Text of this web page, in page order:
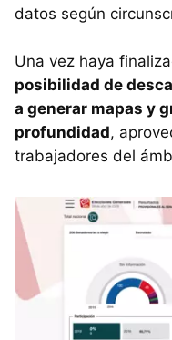
datos según
Una vez haya
posibilidad de
a generar mapas y
profundidad,
trabajadores del